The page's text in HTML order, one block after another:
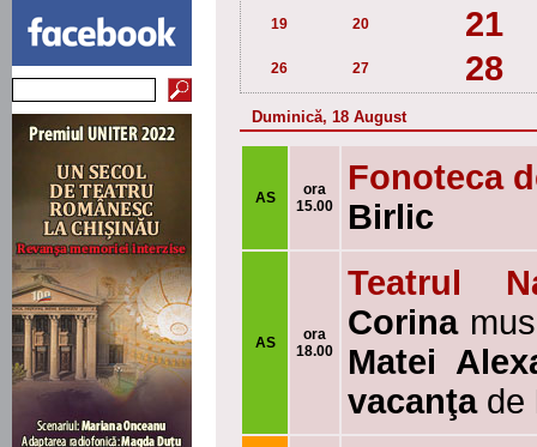
19 20 21
26 27 28
Duminică, 18 August
AS
ora
15.00
Fonoteca
Birlic
AS
ora
18.00
Teatrul
Corina
Matei
vacanţade